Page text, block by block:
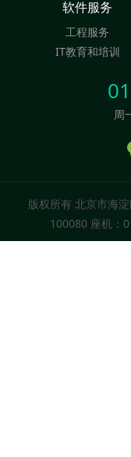
软件服务
工程服务
IT教育和培训
周
版权所有 北京市海
100080 座机：